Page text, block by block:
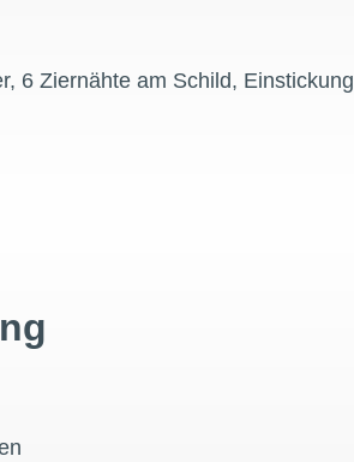
6 Ziernähte am Schild, Einstickung